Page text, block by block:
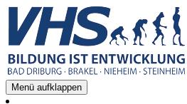
Menü aufklappen